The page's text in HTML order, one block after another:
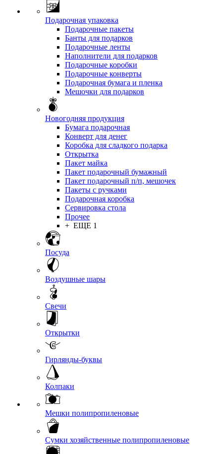
Подарочная упаковка
Подарочные пакеты
Банты для подарков
Подарочные ленты
Наполнители для подарков
Подарочные коробки
Подарочные конверты
Подарочная бумага и пленка
Мешочки для подарков
Новогодняя продукция
Бумага подарочная
Конверт для денег
Коробка для сладкого подарка
Открытка
Пакет майка
Пакет подарочный бумажный
Пакет подарочный п/п, мешочек
Пакеты с ручками
Подарочная коробка
Сервировка стола
Прочее
+ ЕЩЕ 1
Посуда
Воздушные шары
Свечи
Открытки
Гирлянды-буквы
Колпаки
Мешки полипропиленовые
Сумки хозяйственные полипропиленовые